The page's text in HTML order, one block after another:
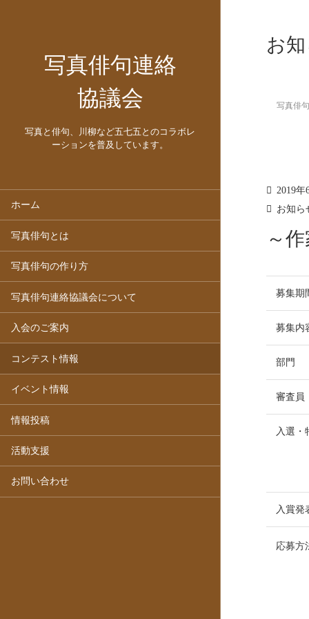
写真俳句連絡
協議会
写真と俳句、川柳など五七五とのコラボレ
ーションを普及しています。
ホーム
写真俳句とは
写真俳句の作り方
写真俳句連絡協議会について
入会のご案内
コンテスト情報
イベント情報
情報投稿
活動支援
お問い合わせ
お
写真俳
2019年
お知ら
～
募集期
募集内
部門
審査員
入選・
入賞発
応募方